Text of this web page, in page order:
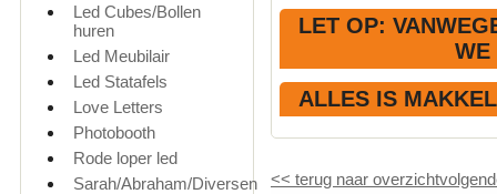
Led Cubes/Bollen
huren
Led Meubilair
Led Statafels
Love Letters
Photobooth
Rode loper led
Sarah/Abraham/Diversen
LET OP:
ALLES IS
<< terug naar overzicht